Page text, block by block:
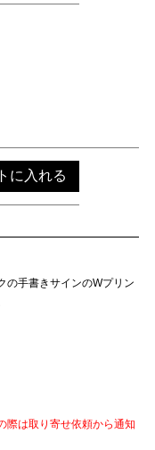
に入れる
の手書きサインのWプリン
際は取り寄せ依頼から通知